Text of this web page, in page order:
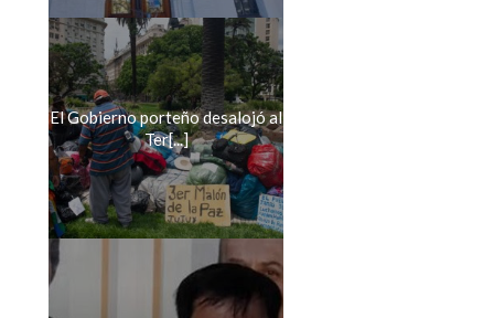
El Gobierno porteño desalojó al
Ter[...]